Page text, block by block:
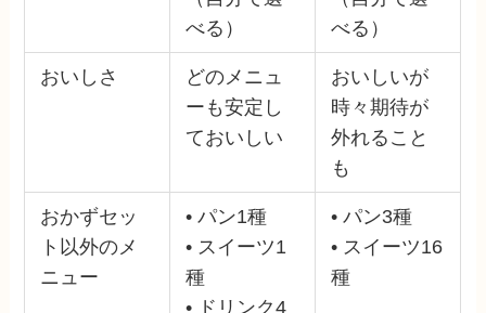
べる）
べる）
おいしさ
どのメニュ
ーも安定し
ておいしい
おいしいが
時々期待が
外れること
も
おかずセッ
ト以外のメ
ニュー
• パン1種
• スイーツ1
種
• ドリンク4
• パン3種
• スイーツ16
種